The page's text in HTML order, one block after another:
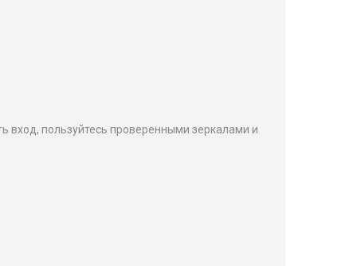
пользуйтесь проверенными зеркалами и